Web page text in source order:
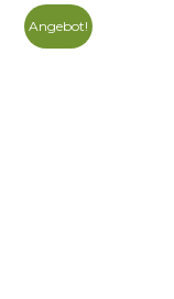
Angebot!